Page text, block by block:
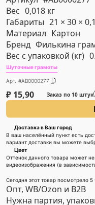
Вес 0,018 кг
Габариты 21 × 30 ×
Материал Картон
Бренд Филькина
Вес с упаковкой (кг)
Шуточные грамоты
Арт. #AB0000277
₽ 15,90 Заказ по 10 штук
Доставка в Ваш город
В ваш населённый пункт есть
вариант доставки вы можете
Цвет
Оттенок данного товара может
видеоизображения (в
Сегодня этот товар посмотрело 5
Опт, WB/Ozon и B2B
Нужна партия,